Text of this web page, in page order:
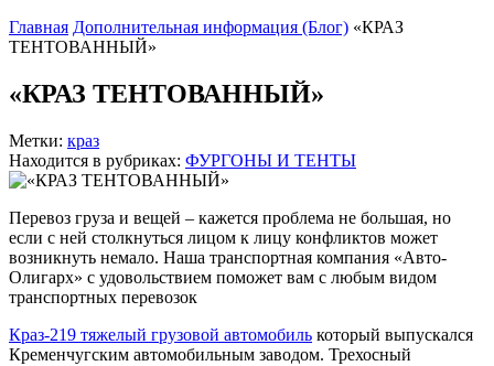
Главная Дополнительная информация (Блог) «КРАЗ
ТЕНТОВАННЫЙ»
«КРАЗ ТЕНТОВАННЫЙ»
Метки: краз
Находится в рубриках: ФУРГОНЫ И ТЕНТЫ
Перевоз груза и вещей – кажется проблема не большая, но
если с ней столкнуться лицом к лицу конфликтов может
возникнуть немало. Наша транспортная компания «Авто-
Олигарх» с удовольствием поможет вам с любым видом
транспортных перевозок
Краз-219 тяжелый грузовой автомобиль который выпускался
Кременчугским автомобильным заводом. Трехосный